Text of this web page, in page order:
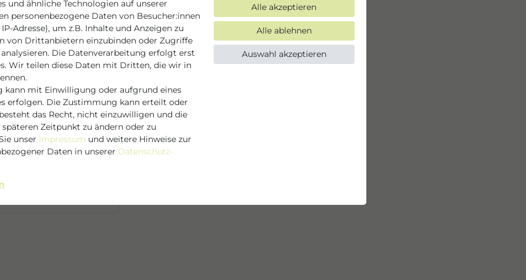
speziell für
normale sowie
am
Gib ein wenig
alles leicht
mit Wasser
Zum Schluss trägst
Haut weich und
SAMENÖL*,
LIMON
und ähnliche Technologien auf unserer
personenbezogene Daten von Besucher:innen
Adresse), um z.B. Inhalte und Anzeigen zu
von Drittanbietern einzubinden oder Zugriffe
Die Datenverarbeitung erfolgt erst
Wir teilen diese Daten mit Dritten, die wir in
kann mit Einwilligung oder aufgrund eines
erfolgen. Die Zustimmung kann erteilt oder
das Recht, nicht einzuwilligen und die
Zeitpunkt zu ändern oder zu
unser Impressum und weitere Hinweise zur
Daten in unserer Daten­schutz­
Alle akzeptieren
Alle ablehnen
Auswahl akzeptieren